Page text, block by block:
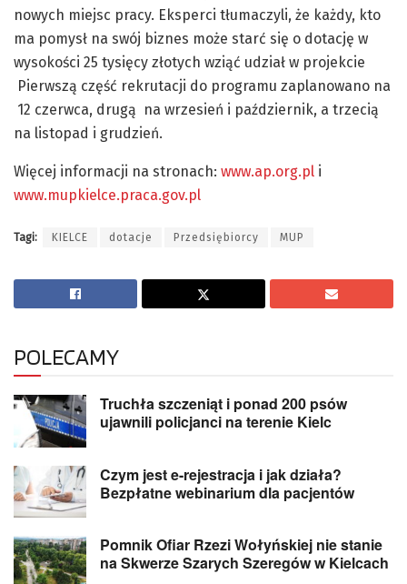
nowych miejsc pracy. Eksperci tłumaczyli, że każdy, kto
ma pomysł na swój biznes może starć się o dotację w
wysokości 25 tysięcy złotych wziąć udział w projekcie
Pierwszą część rekrutacji do programu zaplanowano na
12 czerwca, drugą na wrzesień i październik, a trzecią
na listopad i grudzień.
Więcej informacji na stronach: www.ap.org.pl i
www.mupkielce.praca.gov.pl
Tagi: KIELCE dotacje Przedsiębiorcy MUP
POLECAMY
Truchła szczeniąt i ponad 200 psów
ujawnili policjanci na terenie Kielc
Czym jest e-rejestracja i jak działa?
Bezpłatne webinarium dla pacjentów
Pomnik Ofiar Rzezi Wołyńskiej nie stanie
na Skwerze Szarych Szeregów w Kielcach